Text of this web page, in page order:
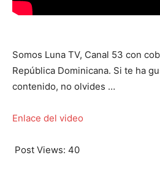
Somos Luna TV, Canal 53 con
República Dominicana. Si te ha
contenido, no olvides …
Enlace del video
Post Views: 40